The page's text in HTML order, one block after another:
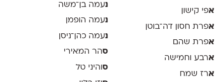
אפי קישון
אפרת חסון דה־בוטן
אפרת שהם
ארבע וחמישה
ארז שמח
נעמה בן־משה
נעמה הופמן
נעמה כהן־ניסן
סהר המאירי
ס והיני טל